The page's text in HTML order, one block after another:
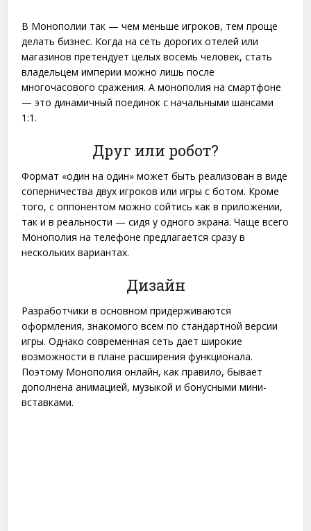
В Монополии так — чем меньше игроков, тем проще
делать бизнес. Когда на сеть дорогих отелей или
магазинов претендует целых восемь человек, стать
владельцем империи можно лишь после
многочасового сражения. А монополия на смартфоне
— это динамичный поединок с начальными шансами
1:1.
Друг или робот?
Формат «один на один» может быть реализован в виде
соперничества двух игроков или игры с ботом. Кроме
того, с оппонентом можно сойтись как в приложении,
так и в реальности — сидя у одного экрана. Чаще всего
Монополия на телефоне предлагается сразу в
нескольких вариантах.
Дизайн
Разработчики в основном придерживаются
оформления, знакомого всем по стандартной версии
игры. Однако современная сеть дает широкие
возможности в плане расширения функционала.
Поэтому Монополия онлайн, как правило, бывает
дополнена анимацией, музыкой и бонусными мини-
вставками.